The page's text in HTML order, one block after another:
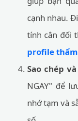
cạnh nhau.
tính cân đối
profile
Sao chép
NGAY" để
nhớ tạm và